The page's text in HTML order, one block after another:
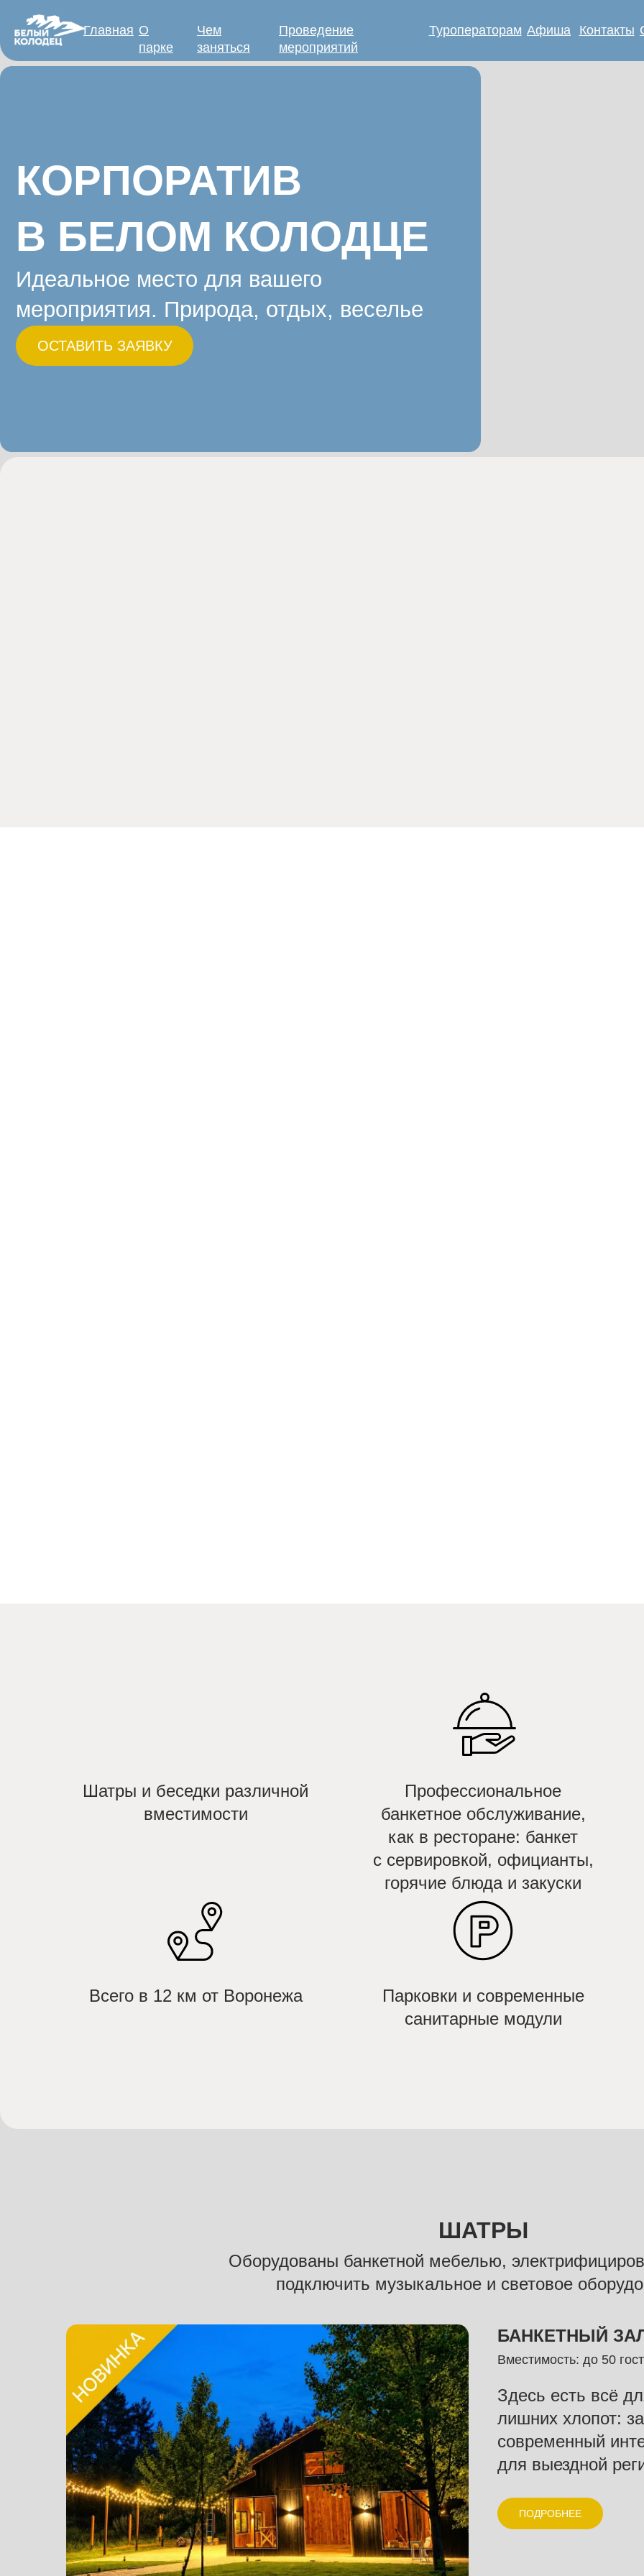
Главная О
парке
Чем
заняться
Проведение
мероприятий
Туроператорам Афиша Контакты
КОРПОРАТИВ
В БЕЛОМ КОЛОДЦЕ
Идеальное место для вашего
мероприятия. Природа, отдых, веселье
ОСТАВИТЬ ЗАЯВКУ
Шатры и беседки различной
вместимости
Профессиональное
банкетное обслуживание,
как в ресторане: банкет
с сервировкой, официанты,
горячие блюда и закуски
Всего в 12 км от Воронежа
Парковки и современные
санитарные модули
ШАТРЫ
Оборудованы банкетной мебелью,
подключить музыкальное и световое
БАНКЕТНЫЙ
Вместимость: до 50
Здесь есть всё
лишних хлопот:
современный
для выездной
ПОДРОБНЕЕ